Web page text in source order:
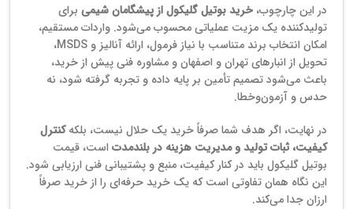
در این چارچوب، خرید بوتیل گلیکول از پیشگامان شیمی برای
تولیدکننده یک مزیت عملیاتی محسوب می‌شود. واردات مستقیم،
امکان انتخاب برند متناسب با نیاز فرمول، ارائه آنالیز و MSDS،
تحویل از انبارهای تهران و اصفهان و مشاوره فنی پیش از خرید،
باعث می‌شود تصمیم تأمین بر پایه داده و تجربه گرفته شود، نه
حدس و آزمون‌وخطا.
در نهایت، اگر هدف شما صرفاً خرید یک حلال نیست، بلکهکنترل
کیفیت، ثبات تولید و مدیریت هزینه در بلندمدت است، قیمت
بوتیل گلیکول باید در کنار کیفیت، منبع و پشتیبانی فنی ارزیابی شود.
این نگاه همان تفاوتی است که یک خرید حرفه‌ای را از خرید صرفاً
ارزان جدا می‌کند.